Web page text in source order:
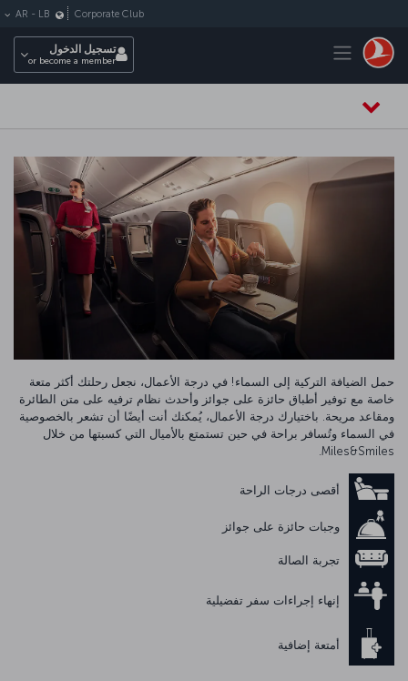
Toggle navigation
Corporate Club
AR - LB
تسجيل الدخول
or become a member
حمل الضيافة التركية إلى السماء! في درجة الأعمال، نجعل رحلتك أكثر متعة
خاصة مع توفير أطباق حائزة على جوائز وأحدث نظام ترفيه على متن الطائرة
ومقاعد مريحة. باختيارك درجة الأعمال، يُمكنك أنت أيضًا أن تشعر بالخصوصية
في السماء وتُسافر براحة في حين تستمتع بالأميال التي كسبتها من خلال
Miles&Smiles.
أقصى درجات الراحة
وجبات حائزة على جوائز
تجربة الصالة
إنهاء إجراءات سفر تفضيلية
أمتعة إضافية